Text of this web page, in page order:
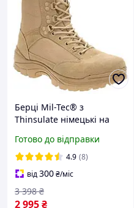
Берці Mil-Tec® з
Thinsulate німецькі на
для ЗСУ (37-46 розмір)
Готово до відправки
4.9 (8)
від300₴/міс
2 995₴
3 398 ₴